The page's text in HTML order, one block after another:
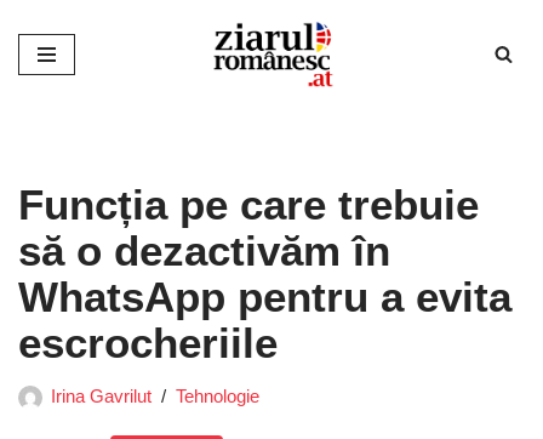
Sari
Funcția pe care trebuie
să o dezactivăm în
WhatsApp pentru a evita
escrocheriile
Irina Gavrilut Tehnologie